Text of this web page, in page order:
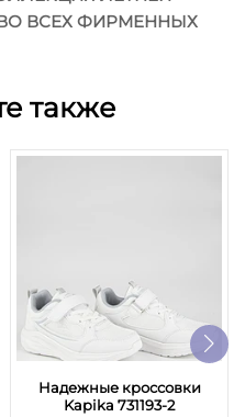
ВО ВСЕХ ФИРМЕННЫХ
также
Надежные кроссовки
Kapika 731193-2